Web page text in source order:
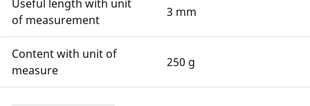
Useful length with unit
of measurement
3 mm
Content with unit of
measure
250 g